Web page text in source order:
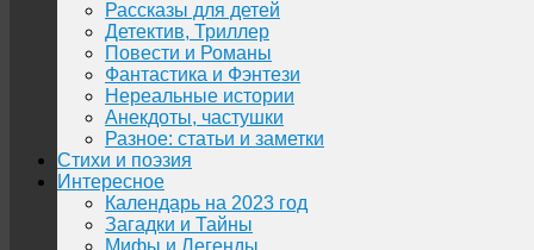
Рассказы для детей
Детектив, Триллер
Повести и Романы
Фантастика и Фэнтези
Нереальные истории
Анекдоты, частушки
Разное: статьи и заметки
Стихи и поэзия
Интересное
Календарь на 2023 год
Загадки и Тайны
Мифы и Легенды